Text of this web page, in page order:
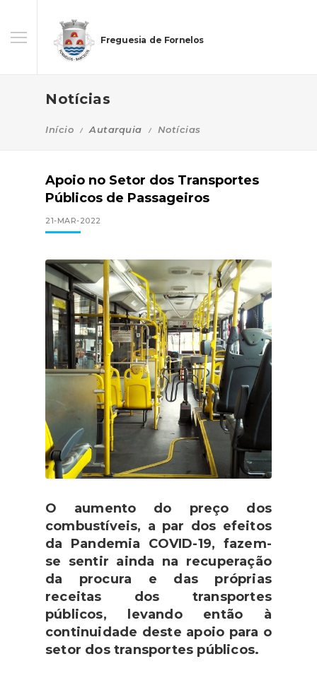
Freguesia de Fornelos
Notícias
Início Autarquia Notícias
Apoio no Setor dos Transportes
Públicos de Passageiros
21-MAR-2022
O aumento do preço dos
combustíveis, a par dos efeitos
da Pandemia COVID-19, fazem-
se sentir ainda na recuperação
da procura e das próprias
receitas dos transportes
públicos, levando então à
continuidade deste apoio para o
setor dos transportes públicos.